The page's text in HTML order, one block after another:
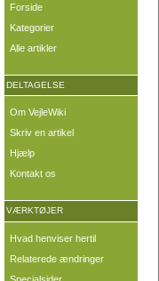
Forside
Kategorier
Alle artikler
DELTAGELSE
Om VejleWiki
Skriv en artikel
Hjælp
Kontakt os
VÆRKTØJER
Hvad henviser hertil
Relaterede ændringer